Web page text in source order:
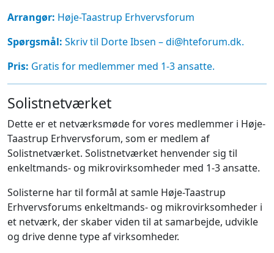
Arrangør: Høje-Taastrup Erhvervsforum
Spørgsmål: Skriv til Dorte Ibsen – di@hteforum.dk.
Pris: Gratis for medlemmer med 1-3 ansatte.
Solistnetværket
Dette er et netværksmøde for vores medlemmer i Høje-
Taastrup Erhvervsforum, som er medlem af
Solistnetværket. Solistnetværket henvender sig til
enkeltmands- og mikrovirksomheder med 1-3 ansatte.
Solisterne har til formål at samle Høje-Taastrup
Erhvervsforums enkeltmands- og mikrovirksomheder i
et netværk, der skaber viden til at samarbejde, udvikle
og drive denne type af virksomheder.